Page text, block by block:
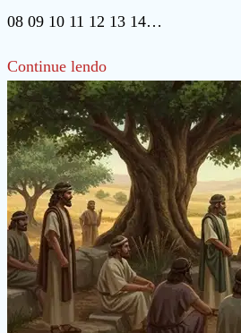
08 09 10 11 12 13 14…
Continue lendoJuízes
Hebraico
com
Áudio
e
ARC